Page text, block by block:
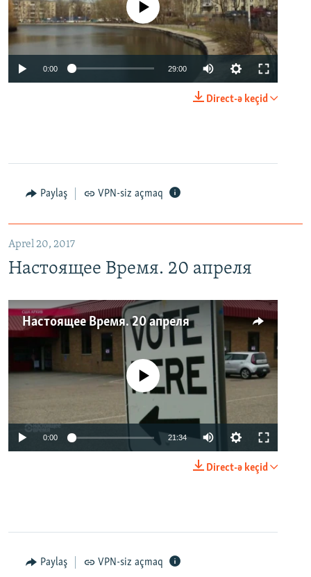
No media source currently available
0:00 29:00
Direct-ə keçid
Paylaş VPN-siz açmaq
Aprel 20, 2017
Настоящее Время. 20 апреля
Настоящее Время. 20 апреля
No media source currently available
0:00 21:34
Direct-ə keçid
Paylaş VPN-siz açmaq